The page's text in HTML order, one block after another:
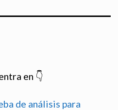
en 👇
de análisis para